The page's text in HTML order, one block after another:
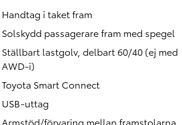
Handtag i taket fram
Solskydd passagerare fram med spegel
Ställbart lastgolv, delbart 60/40 (ej med
AWD-i)
Toyota Smart Connect
USB-uttag
Armstöd/förvaring mellan framstolarna